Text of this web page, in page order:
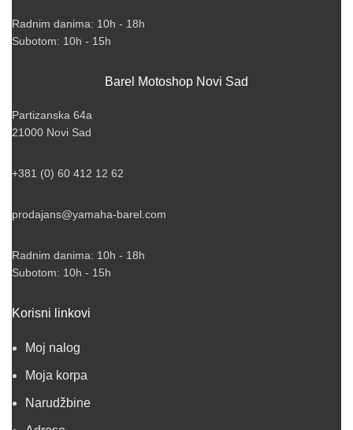
Radnim danima: 10h - 18h
Subotom: 10h - 15h
Barel Motoshop Novi Sad
Partizanska 64a
21000 Novi Sad
+381 (0) 60 412 12 62
prodajans@yamaha-barel.com
Radnim danima: 10h - 18h
Subotom: 10h - 15h
Korisni linkovi
Moj nalog
Moja korpa
Narudžbine